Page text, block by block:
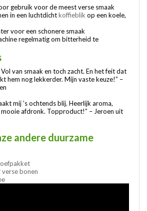
gebruik voor de meest verse smaak
in een luchtdichtkoffieblik op een koele,
voor een schonere smaak
regelmatig om bitterheid te
van smaak en toch zacht. En het feit dat
hem nog lekkerder. Mijn vaste keuze!” –
mij ’s ochtends blij. Heerlijk aroma,
mooie afdronk. Topproduct!” – Jeroen uit
andere duurzame
bonen